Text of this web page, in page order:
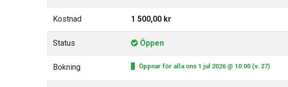
Kostnad 1 500,00 kr
Status Öppen
Bokning Öppnar för alla ons 1 jul 2026 @ 10:00 (v. 27)